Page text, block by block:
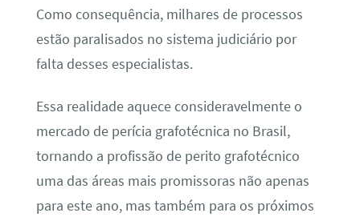
Como consequência, milhares de processos
estão paralisados no sistema judiciário por
falta desses especialistas.
Essa realidade aquece consideravelmente o
mercado de perícia grafotécnica no Brasil,
tornando a profissão de perito grafotécnico
uma das áreas mais promissoras não apenas
para este ano, mas também para os próximos